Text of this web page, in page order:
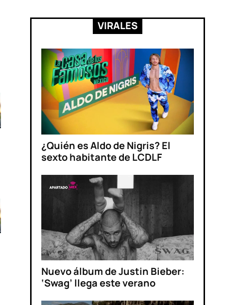
VIRALES
¿Quién es Aldo de Nigris? El
sexto habitante de LCDLF
Nuevo álbum de Justin Bieber:
‘Swag’ llega este verano